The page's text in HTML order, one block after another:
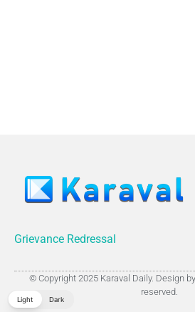
Grievance Redressal
© Copyright 2025 Karaval Daily. Design
reserved.
Light Dark